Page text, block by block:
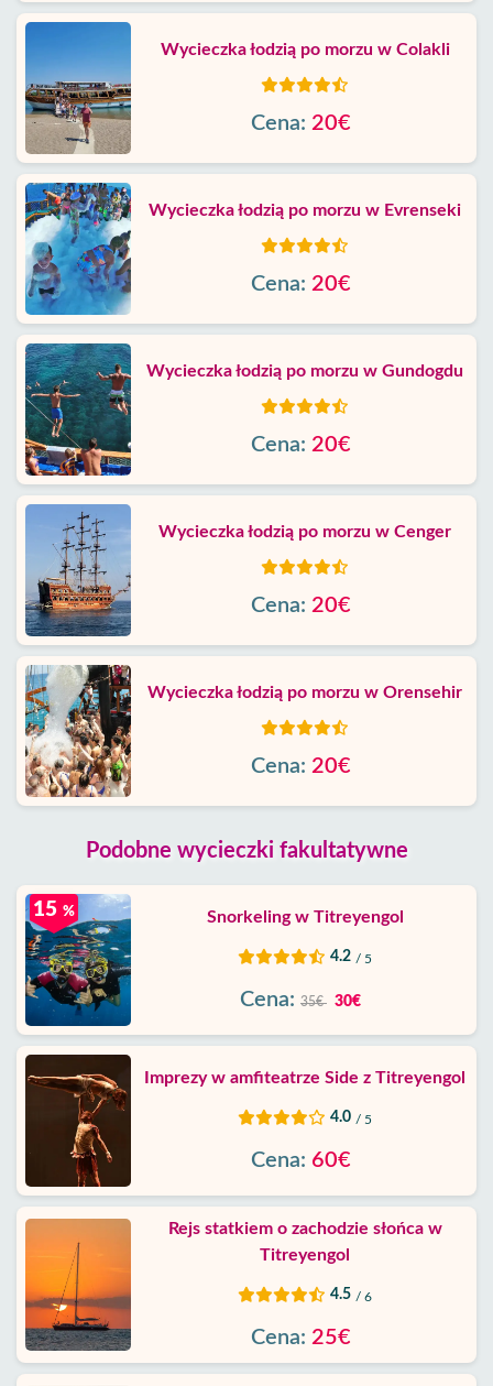
Wycieczka łodzią po morzu w Colakli
Cena: 20€
Wycieczka łodzią po morzu w Evrenseki
Cena: 20€
Wycieczka łodzią po morzu w Gundogdu
Cena: 20€
Wycieczka łodzią po morzu w Cenger
Cena: 20€
Wycieczka łodzią po morzu w Orensehir
Cena: 20€
Podobne wycieczki fakultatywne
Snorkeling w Titreyengol
4.2 / 5
15 %
Cena: 35€ 30€
Imprezy w amfiteatrze Side z Titreyengol
4.0 / 5
Cena: 60€
Rejs statkiem o zachodzie słońca w
Titreyengol
4.5 / 6
Cena: 25€